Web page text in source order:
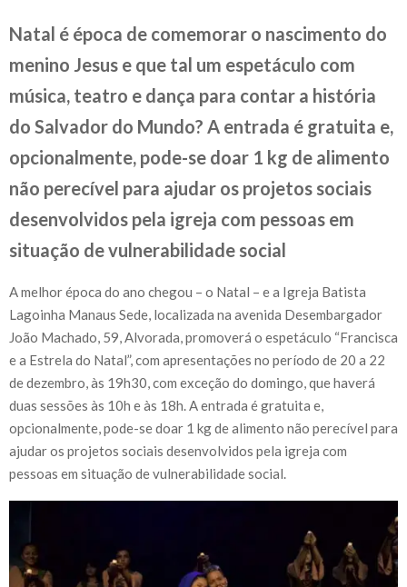
Natal é época de comemorar o nascimento do
menino Jesus e que tal um espetáculo com
música, teatro e dança para contar a história
do Salvador do Mundo? A entrada é gratuita e,
opcionalmente, pode-se doar 1 kg de alimento
não perecível para ajudar os projetos sociais
desenvolvidos pela igreja com pessoas em
situação de vulnerabilidade social
A melhor época do ano chegou – o Natal – e a Igreja Batista
Lagoinha Manaus Sede, localizada na avenida Desembargador
João Machado, 59, Alvorada, promoverá o espetáculo “Francisca
e a Estrela do Natal”, com apresentações no período de 20 a 22
de dezembro, às 19h30, com exceção do domingo, que haverá
duas sessões às 10h e às 18h. A entrada é gratuita e,
opcionalmente, pode-se doar 1 kg de alimento não perecível para
ajudar os projetos sociais desenvolvidos pela igreja com
pessoas em situação de vulnerabilidade social.